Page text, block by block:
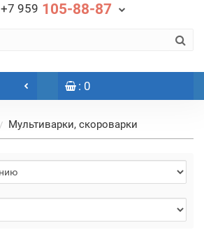
+7 959 105-88-87
: 0
Мультиварки, скороварки